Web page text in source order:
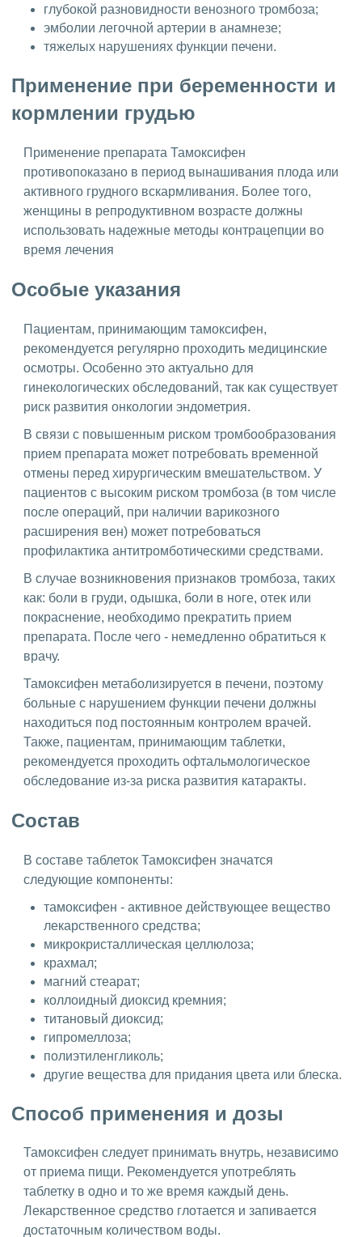
глубокой разновидности венозного тромбоза;
эмболии легочной артерии в анамнезе;
тяжелых нарушениях функции печени.
Применение при беременности и
кормлении грудью
Применение препарата Тамоксифен
противопоказано в период вынашивания плода или
активного грудного вскармливания. Более того,
женщины в репродуктивном возрасте должны
использовать надежные методы контрацепции во
время лечения
Особые указания
Пациентам, принимающим тамоксифен,
рекомендуется регулярно проходить медицинские
осмотры. Особенно это актуально для
гинекологических обследований, так как существует
риск развития онкологии эндометрия.
В связи с повышенным риском тромбообразования
прием препарата может потребовать временной
отмены перед хирургическим вмешательством. У
пациентов с высоким риском тромбоза (в том числе
после операций, при наличии варикозного
расширения вен) может потребоваться
профилактика антитромботическими средствами.
В случае возникновения признаков тромбоза, таких
как: боли в груди, одышка, боли в ноге, отек или
покраснение, необходимо прекратить прием
препарата. После чего - немедленно обратиться к
врачу.
Тамоксифен метаболизируется в печени, поэтому
больные с нарушением функции печени должны
находиться под постоянным контролем врачей.
Также, пациентам, принимающим таблетки,
рекомендуется проходить офтальмологическое
обследование из-за риска развития катаракты.
Состав
В составе таблеток Тамоксифен значатся
следующие компоненты:
тамоксифен - активное действующее вещество
лекарственного средства;
микрокристаллическая целлюлоза;
крахмал;
магний стеарат;
коллоидный диоксид кремния;
титановый диоксид;
гипромеллоза;
полиэтиленгликоль;
другие вещества для придания цвета или блеска.
Способ применения и дозы
Тамоксифен следует принимать внутрь, независимо
от приема пищи. Рекомендуется употреблять
таблетку в одно и то же время каждый день.
Лекарственное средство глотается и запивается
достаточным количеством воды.